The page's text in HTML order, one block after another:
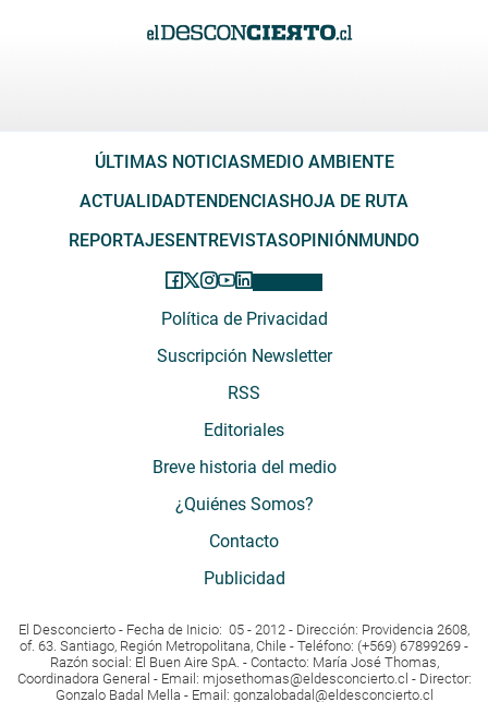
ÚLTIMAS NOTICIASMEDIO AMBIENTE
ACTUALIDADTENDENCIASHOJA DE RUTA
REPORTAJESENTREVISTASOPINIÓNMUNDO
Política de Privacidad
Suscripción Newsletter
RSS
Editoriales
Breve historia del medio
¿Quiénes Somos?
Contacto
Publicidad
El Desconcierto - Fecha de Inicio: 05 - 2012 - Dirección: Providencia 2608,
of. 63. Santiago, Región Metropolitana, Chile - Teléfono: (+569) 67899269 -
Razón social: El Buen Aire SpA. - Contacto: María José Thomas,
Coordinadora General - Email: mjosethomas@eldesconcierto.cl - Director:
Gonzalo Badal Mella - Email: gonzalobadal@eldesconcierto.cl